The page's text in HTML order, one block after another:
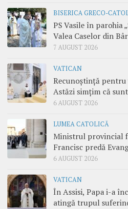
BISERICA GRECO-
PS Vasile în parohia
Valea Caselor din
7 AUGUST 2026
VATICAN
Recunoștință pentru
Astăzi simțim că
6 AUGUST 2026
LUMEA CATOLICĂ
Ministrul provincial
Francisc predă
6 AUGUST 2026
VATICAN
În Assisi, Papa i-a
atingă trupul